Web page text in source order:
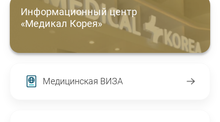
Информационный центр
«Медикал Корея»
Медицинская ВИЗА